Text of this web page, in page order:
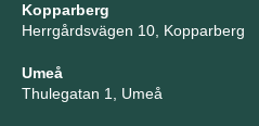
Kopparberg
Herrgårdsvägen 10, Kopparberg
Umeå
Thulegatan 1, Umeå